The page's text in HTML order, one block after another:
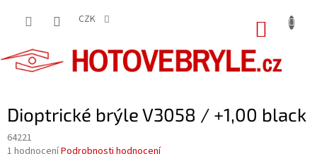
CZK
Dioptrické brýle V3058 / +1,00 black
64221
Průměrné
1 hodnoceníPodrobnosti hodnocení